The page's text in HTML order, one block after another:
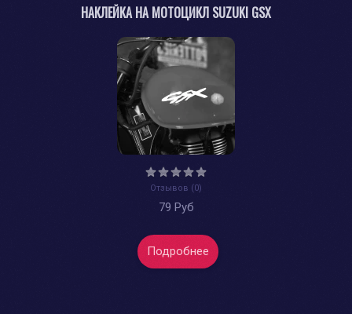
НАКЛЕЙКА НА МОТОЦИКЛ SUZUKI GSX
Отзывов (0)
79 Руб
Подробнее